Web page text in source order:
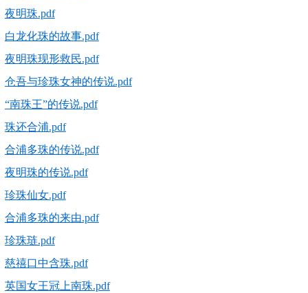
夜明珠.pdf
白龙化珠的故事.pdf
夜明珠现形救民.pdf
仓吾与珍珠女神的传说.pdf
“南珠王”的传说.pdf
珠还合浦.pdf
合浦多珠的传说.pdf
夜明珠的传说.pdf
珍珠仙女.pdf
合浦多珠的来由.pdf
珍珠琏.pdf
慈禧口中含珠.pdf
英国女王冠上南珠.pdf